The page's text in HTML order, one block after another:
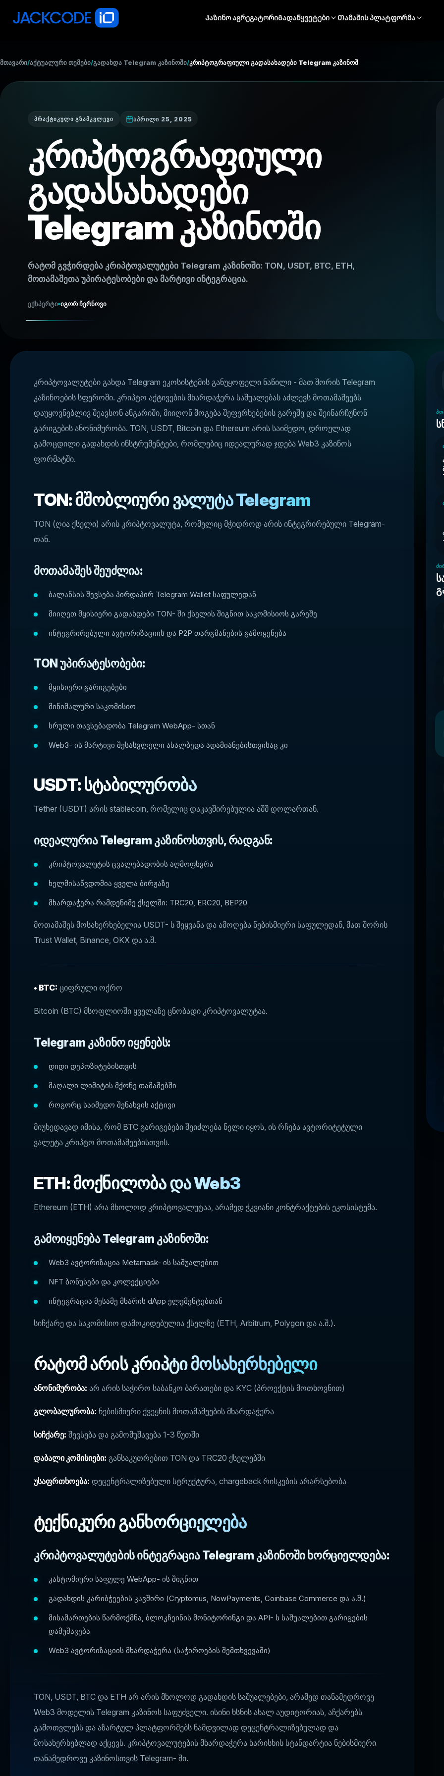
Კაზინო აგრეგატორიᲒადაწყვეტები Თამაშის პლატფორმა
მთავარი/აქტუალური თემები/გადახდა Telegram კაზინოში/კრიპტოგრაფიული გადასახადები Telegram კაზინოში
ᲞᲠᲐᲥᲢᲘᲙᲣᲚᲘ ᲒᲖᲐᲛᲙᲕᲚᲔᲕᲘ აპრილი 25, 2025
კრიპტოგრაფიული
გადასახადები
Telegram კაზინოში
რატომ გვჭირდება კრიპტოვალუტები Telegram კაზინოში: TON, USDT, BTC, ETH,
მოთამაშეთა უპირატესობები და მარტივი ინტეგრაცია.
ექსპერტი იგორ ჩერნოვი
კრიპტოვალუტები გახდა Telegram ეკოსისტემის განუყოფელი ნაწილი - მათ შორის Telegram
კაზინოების სფეროში. კრიპტო აქტივების მხარდაჭერა საშუალებას აძლევს მოთამაშეებს
დაუყოვნებლივ შეავსონ ანგარიში, მიიღონ მოგება შეფერხებების გარეშე და შეინარჩუნონ
გარიგების ანონიმურობა. TON, USDT, Bitcoin და Ethereum არის საიმედო, დროულად
გამოცდილი გადახდის ინსტრუმენტები, რომლებიც იდეალურად ჯდება Web3 კაზინოს
ფორმატში.
TON: მშობლიური ვალუტა Telegram
TON (ღია ქსელი) არის კრიპტოვალუტა, რომელიც მჭიდროდ არის ინტეგრირებული Telegram-
თან.
მოთამაშეს შეუძლია:
ბალანსის შევსება პირდაპირ Telegram Wallet საფულედან
მიიღეთ მყისიერი გადახდები TON- ში ქსელის შიგნით საკომისიოს გარეშე
ინტეგრირებული ავტორიზაციის და P2P თარგმანების გამოყენება
TON უპირატესობები:
მყისიერი გარიგებები
მინიმალური საკომისიო
სრული თავსებადობა Telegram WebApp- სთან
Web3- ის მარტივი შესასვლელი ახალბედა ადამიანებისთვისაც კი
USDT: სტაბილურობა
Tether (USDT) არის stablecoin, რომელიც დაკავშირებულია აშშ დოლართან.
იდეალურია Telegram კაზინოსთვის, რადგან:
კრიპტოვალუტის ცვალებადობის აღმოფხვრა
ხელმისაწვდომია ყველა ბირჟაზე
მხარდაჭერა რამდენიმე ქსელში: TRC20, ERC20, BEP20
მოთამაშეს მოსახერხებელია USDT- ს შეყვანა და ამოღება ნებისმიერი საფულედან, მათ შორის
Trust Wallet, Binance, OKX და ა.შ.
• BTC: ციფრული ოქრო
Bitcoin (BTC) მსოფლიოში ყველაზე ცნობადი კრიპტოვალუტაა.
Telegram კაზინო იყენებს:
დიდი დეპოზიტებისთვის
მაღალი ლიმიტის მქონე თამაშებში
როგორც საიმედო შენახვის აქტივი
მიუხედავად იმისა, რომ BTC გარიგებები შეიძლება ნელი იყოს, ის რჩება ავტორიტეტული
ვალუტა კრიპტო მოთამაშეებისთვის.
ETH: მოქნილობა და Web3
Ethereum (ETH) არა მხოლოდ კრიპტოვალუტაა, არამედ ჭკვიანი კონტრაქტების ეკოსისტემა.
გამოიყენება Telegram კაზინოში:
Web3 ავტორიზაცია Metamask- ის საშუალებით
NFT ბონუსები და კოლექციები
ინტეგრაცია მესამე მხარის dApp ელემენტებთან
სიჩქარე და საკომისიო დამოკიდებულია ქსელზე (ETH, Arbitrum, Polygon და ა.შ.).
რატომ არის კრიპტი მოსახერხებელი
ანონიმურობა: არ არის საჭირო საბანკო ბარათები და KYC (პროექტის მოთხოვნით)
გლობალურობა: ნებისმიერი ქვეყნის მოთამაშეების მხარდაჭერა
სიჩქარე: შევსება და გამომუშავება 1-3 წუთში
დაბალი კომისიები: განსაკუთრებით TON და TRC20 ქსელებში
უსაფრთხოება: დეცენტრალიზებული სტრუქტურა, chargeback რისკების არარსებობა
ტექნიკური განხორციელება
კრიპტოვალუტების ინტეგრაცია Telegram კაზინოში ხორციელდება:
კასტომიური საფულე WebApp- ის შიგნით
გადახდის კარიბჭეების კავშირი (Cryptomus, NowPayments, Coinbase Commerce და ა.შ.)
მისამართების წარმოქმნა, ბლოკჩეინის მონიტორინგი და API- ს საშუალებით გარიგების
დამუშავება
Web3 ავტორიზაციის მხარდაჭერა (საჭიროების შემთხვევაში)
TON, USDT, BTC და ETH არ არის მხოლოდ გადახდის საშუალებები, არამედ თანამედროვე
Web3 მოდელის Telegram კაზინოს საფუძველი. ისინი ხსნის ახალ აუდიტორიას, აჩქარებს
გამოთვლებს და აზარტულ პლატფორმებს ნამდვილად დეცენტრალიზებულად და
მოსახერხებლად აქცევს. კრიპტოვალუტების მხარდაჭერა ხარისხის სტანდარტია ნებისმიერი
თანამედროვე კაზინოსთვის Telegram- ში.